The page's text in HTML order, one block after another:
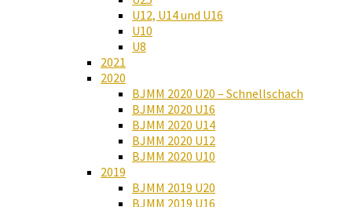
U12, U14 und U16
U10
U8
2021
2020
BJMM 2020 U20 – Schnellschach
BJMM 2020 U16
BJMM 2020 U14
BJMM 2020 U12
BJMM 2020 U10
2019
BJMM 2019 U20
BJMM 2019 U16